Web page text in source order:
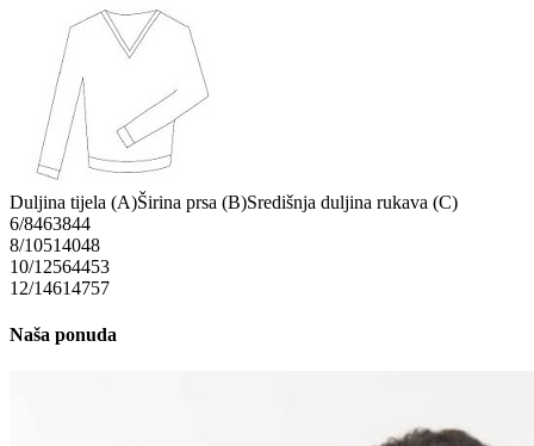
Duljina tijela (A)Širina prsa (B)Središnja duljina rukava (C)
6/8463844
8/10514048
10/12564453
12/14614757
Naša ponuda